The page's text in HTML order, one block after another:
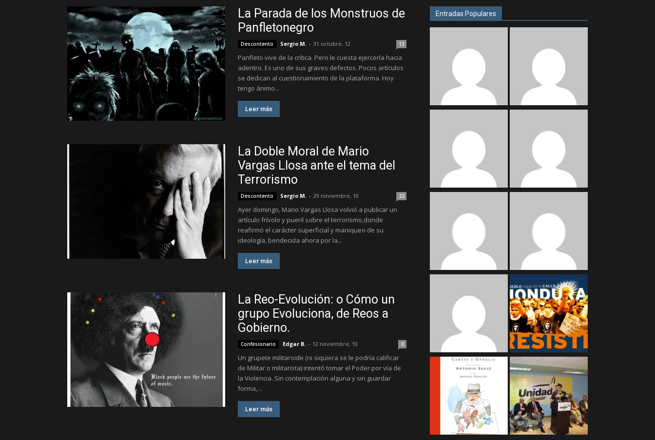
La Parada de los Monstruos de
Panfletonegro
Descontento Sergio M. - 31 octubre, 12 13
Panfleto vive de la crítica. Pero le cuesta ejercerla hacia
adentro. Es uno de sus graves defectos. Pocos artículos
se dedican al cuestionamiento de la plataforma. Hoy
tengo ánimo...
Leer más
La Doble Moral de Mario
Vargas Llosa ante el tema del
Terrorismo
Descontento Sergio M. - 29 noviembre, 10 22
Ayer domingo, Mario Vargas Llosa volvió a publicar un
artículo frívolo y pueril sobre el terrorismo,donde
reafirmó el carácter superficial y maniqueo de su
ideología, bendecida ahora por la...
Leer más
La Reo-Evolución: o Cómo un
grupo Evoluciona, de Reos a
Gobierno.
Confesionario Edgar B. - 12 noviembre, 10 0
Un grupete militaroide (ni siquiera se le podría calificar
de Militar o militarista) intentó tomar el Poder por vía de
la Violencia. Sin contemplación alguna y sin guardar
forma,...
Leer más
Entradas Populares